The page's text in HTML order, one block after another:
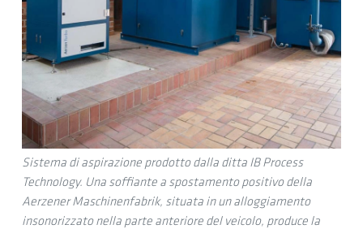
Sistema di aspirazione prodotto dalla ditta IB Process
Technology. Una soffiante a spostamento positivo della
Aerzener Maschinenfabrik, situata in un alloggiamento
insonorizzato nella parte anteriore del veicolo, produce la